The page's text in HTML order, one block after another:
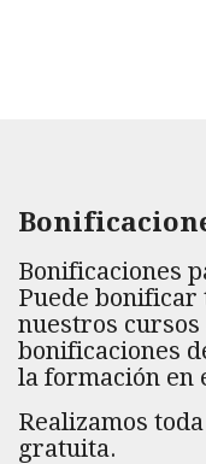
Bonificaciones
Puede
nuestros
bonificaciones
la formación en
Realizamos
gratuita.